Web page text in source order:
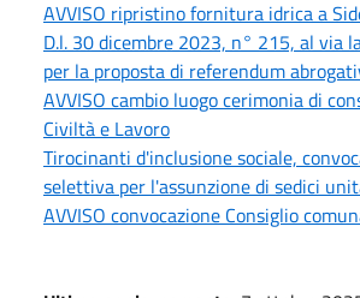
AVVISO ripristino fornitura idrica a
D.l. 30 dicembre 2023, n° 215, al via
per la proposta di referendum
AVVISO cambio luogo cerimonia di
Civiltà e Lavoro
Tirocinanti d'inclusione sociale,
selettiva per l'assunzione di sedici
AVVISO convocazione Consiglio